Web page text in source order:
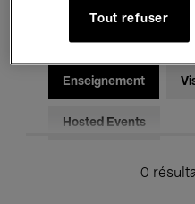
Pour tous Kids’
Enseignement
Hosted Events
0
Tout refuser